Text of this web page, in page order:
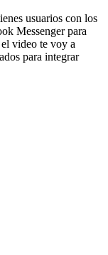
usuarios con los
Messenger para
video te voy a
para integrar